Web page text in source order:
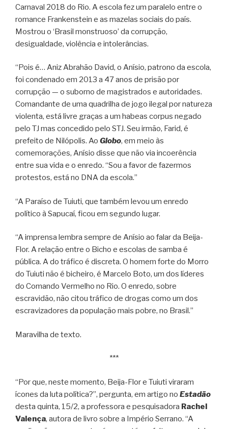
Carnaval 2018 do Rio. A escola fez um paralelo entre o
romance Frankenstein e as mazelas sociais do país.
Mostrou o ‘Brasil monstruoso’ da corrupção,
desigualdade, violência e intolerâncias.
“Pois é… Aniz Abrahão David, o Anísio, patrono da escola,
foi condenado em 2013 a 47 anos de prisão por
corrupção — o suborno de magistrados e autoridades.
Comandante de uma quadrilha de jogo ilegal por natureza
violenta, está livre graças a um habeas corpus negado
pelo TJ mas concedido pelo STJ. Seu irmão, Farid, é
prefeito de Nilópolis. Ao Globo, em meio às
comemorações, Anísio disse que não via incoerência
entre sua vida e o enredo. “Sou a favor de fazermos
protestos, está no DNA da escola.”
“A Paraíso de Tuiuti, que também levou um enredo
político à Sapucaí, ficou em segundo lugar.
“A imprensa lembra sempre de Anísio ao falar da Beija-
Flor. A relação entre o Bicho e escolas de samba é
pública. A do tráfico é discreta. O homem forte do Morro
do Tuiuti não é bicheiro, é Marcelo Boto, um dos líderes
do Comando Vermelho no Rio. O enredo, sobre
escravidão, não citou tráfico de drogas como um dos
escravizadores da população mais pobre, no Brasil.”
Maravilha de texto.
***
“Por que, neste momento, Beija-Flor e Tuiuti viraram
ícones da luta política?”, pergunta, em artigo no Estadão
desta quinta, 15/2, a professora e pesquisadora Rachel
Valença, autora de livro sobre a Império Serrano. “A